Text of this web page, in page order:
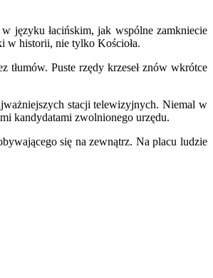
języku łacińskim, jak wspólne zamkniecie
w historii, nie tylko Kościoła.
Puste rzędy krzeseł znów wkrótce
stacji telewizyjnych. Niemal w
kandydatami zwolnionego urzędu.
się na zewnątrz. Na placu ludzie